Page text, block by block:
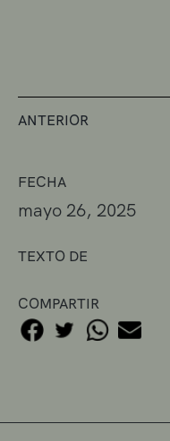
FECHA
mayo 26, 2025
TEXTO DE
COMPARTIR
ANTERIOR